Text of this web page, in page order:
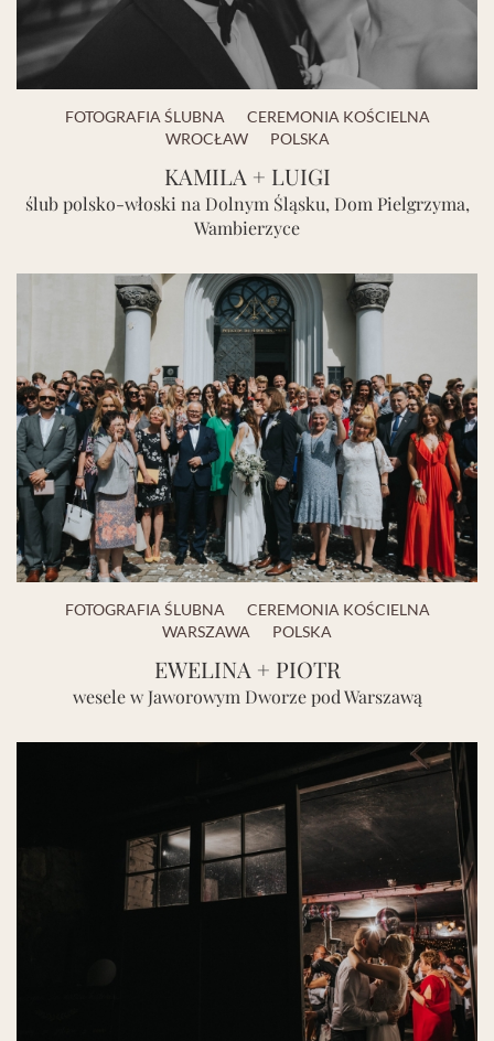
FOTOGRAFIA ŚLUBNA
CEREMONIA KOŚCIELNA
WROCŁAW
POLSKA
KAMILA + LUIGI
ślub polsko-włoski na Dolnym Śląsku, Dom Pielgrzyma,
Wambierzyce
FOTOGRAFIA ŚLUBNA
CEREMONIA KOŚCIELNA
WARSZAWA
POLSKA
EWELINA + PIOTR
wesele w Jaworowym Dworze pod Warszawą